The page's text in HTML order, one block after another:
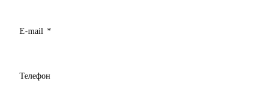
E-mail *
Телефон